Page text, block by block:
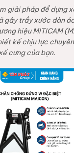
giải pháp để dựng
gây trầy xước dàn
hiệu MITICAM
kế chịu lực
cưng của bạn.